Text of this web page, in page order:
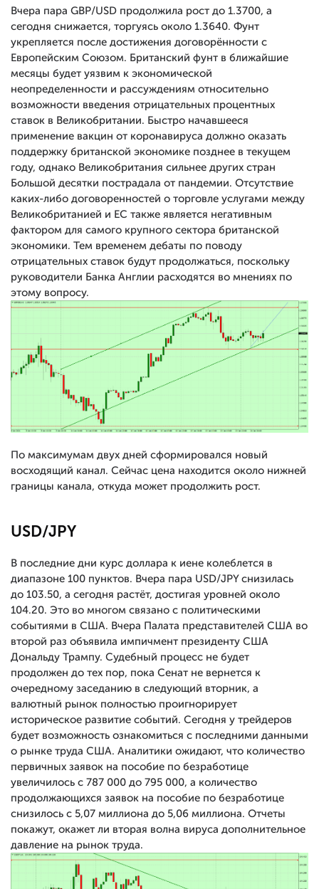
Вчера пара GBP/USD продолжила рост до 1.3700, а
сегодня снижается, торгуясь около 1.3640. Фунт
укрепляется после достижения договорённости с
Европейским Союзом. Британский фунт в ближайшие
месяцы будет уязвим к экономической
неопределенности и рассуждениям относительно
возможности введения отрицательных процентных
ставок в Великобритании. Быстро начавшееся
применение вакцин от коронавируса должно оказать
поддержку британской экономике позднее в текущем
году, однако Великобритания сильнее других стран
Большой десятки пострадала от пандемии. Отсутствие
каких-либо договоренностей о торговле услугами между
Великобританией и ЕС также является негативным
фактором для самого крупного сектора британской
экономики. Тем временем дебаты по поводу
отрицательных ставок будут продолжаться, поскольку
руководители Банка Англии расходятся во мнениях по
этому вопросу.
По максимумам двух дней сформировался новый
восходящий канал. Сейчас цена находится около нижней
границы канала, откуда может продолжить рост.
USD/JPY
В последние дни курс доллара к иене колеблется в
диапазоне 100 пунктов. Вчера пара USD/JPY снизилась
до 103.50, а сегодня растёт, достигая уровней около
104.20. Это во многом связано с политическими
событиями в США. Вчера Палата представителей США во
второй раз объявила импичмент президенту США
Дональду Трампу. Судебный процесс не будет
продолжен до тех пор, пока Сенат не вернется к
очередному заседанию в следующий вторник, а
валютный рынок полностью проигнорирует
историческое развитие событий. Сегодня у трейдеров
будет возможность ознакомиться с последними данными
о рынке труда США. Аналитики ожидают, что количество
первичных заявок на пособие по безработице
увеличилось с 787 000 до 795 000, а количество
продолжающихся заявок на пособие по безработице
снизилось с 5,07 миллиона до 5,06 миллиона. Отчеты
покажут, окажет ли вторая волна вируса дополнительное
давление на рынок труда.